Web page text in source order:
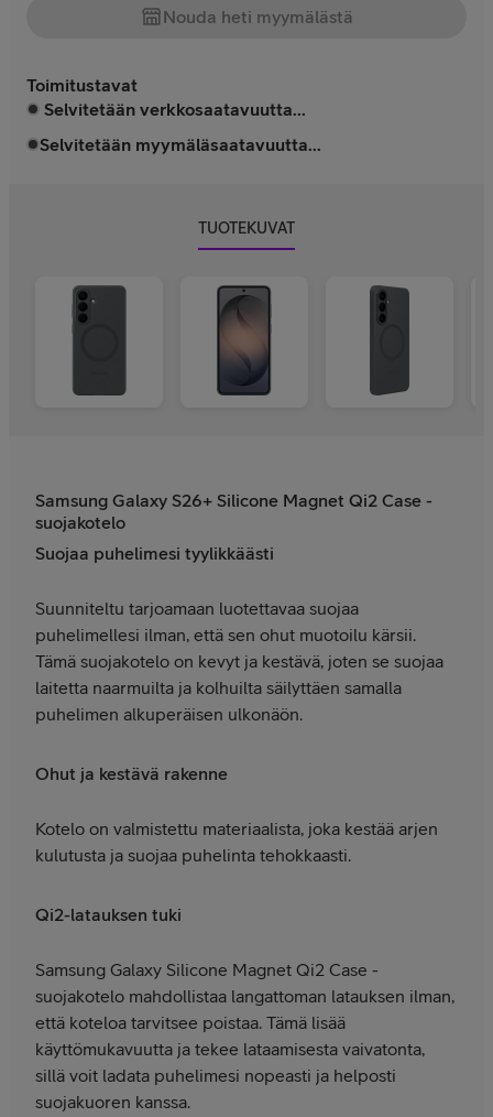
Nouda heti myymälästä
Toimitustavat
Selvitetään verkkosaatavuutta...
Selvitetään myymäläsaatavuutta...
TUOTEKUVAT
Samsung Galaxy S26+ Silicone Magnet Qi2 Case -
suojakotelo
Suojaa puhelimesi tyylikkäästi
Suunniteltu tarjoamaan luotettavaa suojaa
puhelimellesi ilman, että sen ohut muotoilu kärsii.
Tämä suojakotelo on kevyt ja kestävä, joten se suojaa
laitetta naarmuilta ja kolhuilta säilyttäen samalla
puhelimen alkuperäisen ulkonäön.
Ohut ja kestävä rakenne
Kotelo on valmistettu materiaalista, joka kestää arjen
kulutusta ja suojaa puhelinta tehokkaasti.
Qi2-latauksen tuki
Samsung Galaxy Silicone Magnet Qi2 Case -
suojakotelo mahdollistaa langattoman latauksen ilman,
että koteloa tarvitsee poistaa. Tämä lisää
käyttömukavuutta ja tekee lataamisesta vaivatonta,
sillä voit ladata puhelimesi nopeasti ja helposti
suojakuoren kanssa.